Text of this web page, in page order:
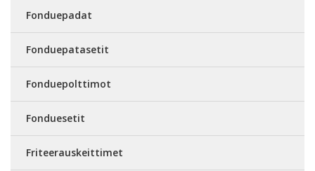
Fonduepadat
Fonduepatasetit
Fonduepolttimot
Fonduesetit
Friteerauskeittimet